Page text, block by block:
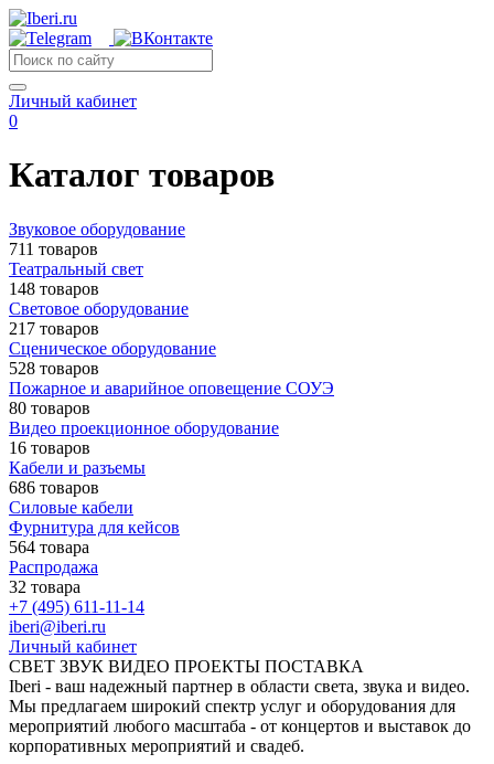
Личный кабинет
0
Каталог товаров
Звуковое оборудование
711 товаров
Театральный свет
148 товаров
Световое оборудование
217 товаров
Сценическое оборудование
528 товаров
Пожарное и аварийное оповещение СОУЭ
80 товаров
Видео проекционное оборудование
16 товаров
Кабели и разъемы
686 товаров
Силовые кабели
Фурнитура для кейсов
564 товара
Распродажа
32 товара
+7 (495) 611-11-14
iberi@iberi.ru
Личный кабинет
СВЕТ ЗВУК ВИДЕО ПРОЕКТЫ ПОСТАВКА
Iberi - ваш надежный партнер в области света, звука и видео.
Мы предлагаем широкий спектр услуг и оборудования для
мероприятий любого масштаба - от концертов и выставок до
корпоративных мероприятий и свадеб.